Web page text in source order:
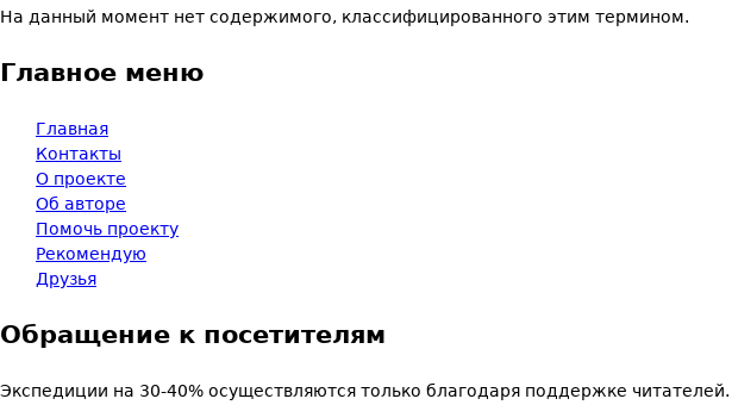
На данный момент нет содержимого, классифицированного этим термином.
Главное меню
Главная
Контакты
О проекте
Об авторе
Помочь проекту
Рекомендую
Друзья
Обращение к посетителям
Экспедиции на 30-40% осуществляются только благодаря поддержке читателей.